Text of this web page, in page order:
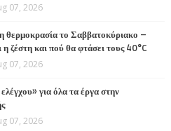
07, 2026
θερμοκρασία το Σαββατοκύριακο –
ζέστη και πού θα φτάσει τους 40°C
07, 2026
για όλα τα έργα στην
07, 2026